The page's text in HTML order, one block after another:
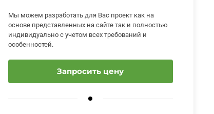
Мы можем разработать для Вас проект как на
основе представленных на сайте так и полностью
индивидуально с учетом всех требований и
особенностей.
Запросить цену